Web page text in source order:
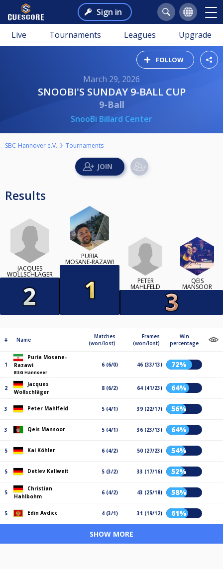
Sign in
Live Tournaments Leagues Upgrade
FOLLOW
March 29, 2026
SNOOBI'S SUNDAY 9-BALL CUP
9-Ball
SnooBi Billard Center
SBC-Hannover e.V. Tournaments
Results
JACQUES
WOLLSCHLÄGER
PURIA
MOSANE-RAZAWI
PETER
MAHLFELD
QEIS
MANSOOR
# Name
Matches
(won/lost)
Frames
(won/lost)
Win
percentage
1
Puria Mosane-
Razawi
BSG Hannover
6 (6/0) 46 (33/13) 72%
2
Jacques
Wollschläger
8 (6/2) 64 (41/23) 64%
3 Peter Mahlfeld 5 (4/1) 39 (22/17) 56%
3 Qeis Mansoor 5 (4/1) 36 (23/13) 64%
5 Kai Köhler 6 (4/2) 50 (27/23) 54%
5 Detlev Kallweit 5 (3/2) 33 (17/16) 52%
5
Christian
Hahlbohm
6 (4/2) 43 (25/18) 58%
5 Edin Avdicc 4 (3/1) 31 (19/12) 61%
SHOW MORE